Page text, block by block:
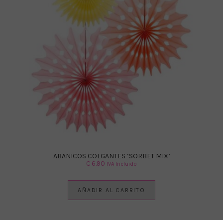
ABANICOS COLGANTES ‘SORBET MIX’
€ 6.90 IVA Incluido
AÑADIR AL CARRITO